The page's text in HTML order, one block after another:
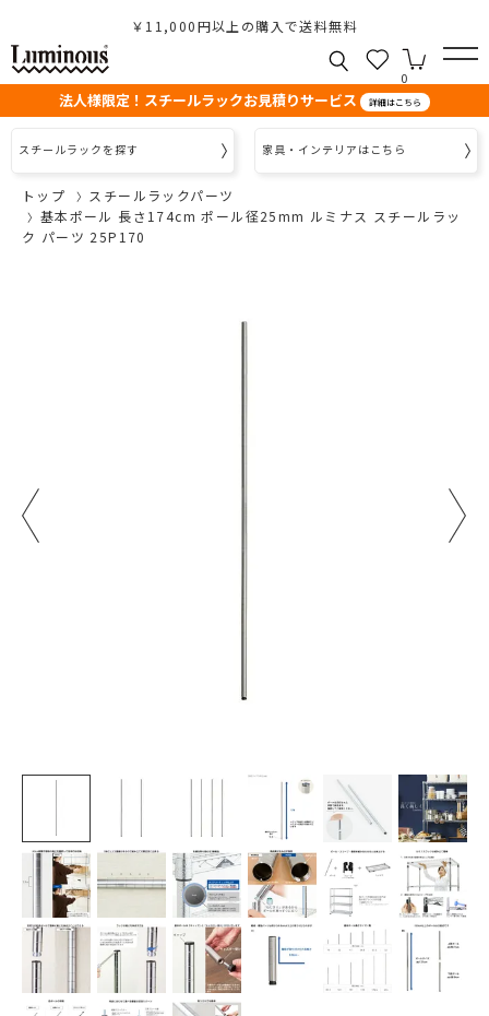
￥11,000円以上の購入で送料無料
0
法人様限定！スチールラックお見積りサービス 詳細はこちら
スチールラックを探す 家具・インテリアはこちら
トップ
スチールラックパーツ
基本ポール 長さ174cm ポール径25mm ルミナス スチールラッ
ク パーツ 25P170